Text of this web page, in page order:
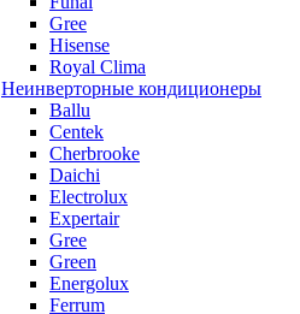
Gree
Hisense
Royal Clima
Неинверторные кондиционеры
Ballu
Centek
Cherbrooke
Daichi
Electrolux
Expertair
Gree
Green
Energolux
Ferrum